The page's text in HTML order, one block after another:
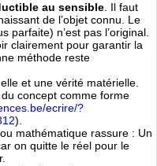
au sensible . Il faut
de l’objet connu. Le
parfaite) n’est pas l’original.
clairement pour garantir la
méthode reste
et une vérité matérielle.
concept comme forme
ecrire/?
).
mathématique rassure : Un
on quitte le réel pour le